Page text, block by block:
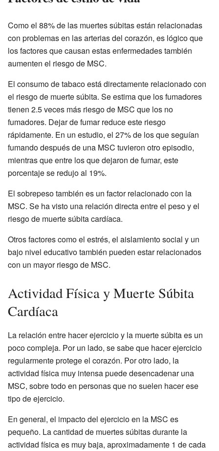
Como el 88% de las muertes súbitas están relacionadas
con problemas en las arterias del corazón, es lógico que
los factores que causan estas enfermedades también
aumenten el riesgo de MSC.
El consumo de tabaco está directamente relacionado con
el riesgo de muerte súbita. Se estima que los fumadores
tienen 2.5 veces más riesgo de MSC que los no
fumadores. Dejar de fumar reduce este riesgo
rápidamente. En un estudio, el 27% de los que seguían
fumando después de una MSC tuvieron otro episodio,
mientras que entre los que dejaron de fumar, este
porcentaje se redujo al 19%.
El sobrepeso también es un factor relacionado con la
MSC. Se ha visto una relación directa entre el peso y el
riesgo de muerte súbita cardíaca.
Otros factores como el estrés, el aislamiento social y un
bajo nivel educativo también pueden estar relacionados
con un mayor riesgo de MSC.
Actividad Física y Muerte Súbita
Cardíaca
La relación entre hacer ejercicio y la muerte súbita es un
poco compleja. Por un lado, se sabe que hacer ejercicio
regularmente protege el corazón. Por otro lado, la
actividad física muy intensa puede desencadenar una
MSC, sobre todo en personas que no suelen hacer ese
tipo de ejercicio.
En general, el impacto del ejercicio en la MSC es
pequeño. La cantidad de muertes súbitas durante la
actividad física es muy baja, aproximadamente 1 de cada